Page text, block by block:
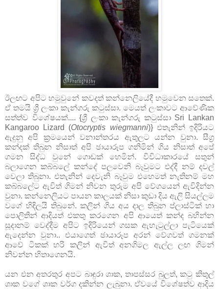
ඊලඟට අපිට හමුවුනේ කවදත් කන්නෙලියේදී හමුවෙන සතෙක්.
ඒ තමයි ශ්‍රී ලංකා කැන්ගරු කටුස්සා. මෙයත් ලංකා‍වට ආවේණික
සත්ත්ව විශේෂයක්.... {ශ්‍රී ලංකා කැන්ගරු කටුස්සා Sri Lankan
Kangaroo Lizard (Otocryptis wiegmanni)} එතැනින් ඉදිරියට
ඇදුනු අපි ක්‍රමයෙන් වනාන්තරය ඇතුලට යන්න වුනා. සීග්‍ර
කන්දක් තිබුන නිසාත් අපි ඡායාරූප ගනිමින් ගිය නිසාත් අපේ
ගමන සිද්ධ වුනේ ගොඩක් හෙමින්. විවිධාකාරයේ සතුන්
බලාගෙන කබ්බලේ කන්දේ පලවෙනි බෑවුමට එද්දී නම් දවල්
වෙලා තිබුනා. එතැනින් දෙවැනි බෑවුම ‍එහෙමත් නැතිනම් මහ
කබ්බලේට ඇවිත් ගිමන් නිවන තුරුම අපි වේගයෙන් ඇවිදින්න
වුනා. කන්නෙලියට පායන කාලයක් නිසා කුඩා දිය ඇලි සියල්ලම
වගේ හිඳිලයි තිබුනේ. කලින් ගිය අය දාල තිබුන ප්ලාස්ටික් හා
පොලිතින් ආදියත් එකතු කරගෙන අපි ආයෙත් කන්ද බහින්න
සූදානම් වෙද්දීම අපිට ඉදිරියෙන් ගසක ඇහැටුල්ලා පැටියෙක්
ඇදෙන්න වුනා.. එයාගෙත් ඡායාරූප අරන් වේගවත් ගමනක්
ආවේ ටිකක් හරි කලින් ඇවිත් අනගිමල ඇල්ල ලඟ ගිමන්
නිවන්න හිතාගෙනයි.
යන එන අතරතුර අපට බාඳුරා ශාක, තාපස්සර බුලත්, කටු කිතුල්
ශාක වගේ ශාක වර්ග දකින්න ලැබුනා. ඒවයේ විශේෂත්ව ආදිය